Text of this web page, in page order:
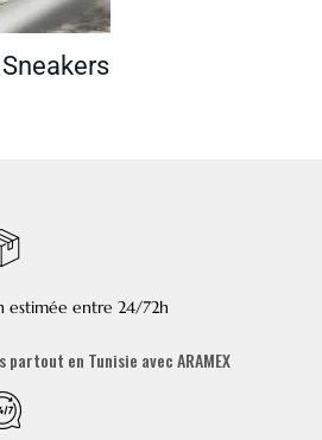
Sneakers
estimée entre 24/72h
en Tunisie avec ARAMEX